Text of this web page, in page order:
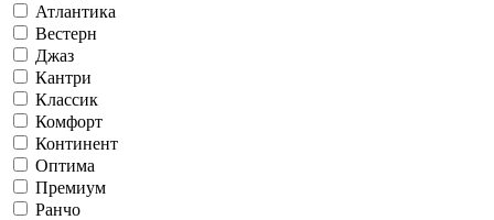
Атлантика
Вестерн
Джаз
Кантри
Классик
Комфорт
Континент
Оптима
Премиум
Ранчо